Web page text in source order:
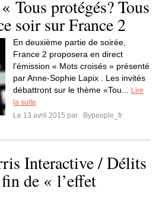
Tous protégés? Tous
soir sur France 2
En deuxième partie de soirée,
France 2 proposera en direct
l’émission « Mots croisés » présenté
par Anne-Sophie Lapix . Les invités
débattront sur le thème «Tou...
Lire
la suite
Le 13 avril 2015 par
Bypeople_fr
Interactive / Délits
de « l’effet